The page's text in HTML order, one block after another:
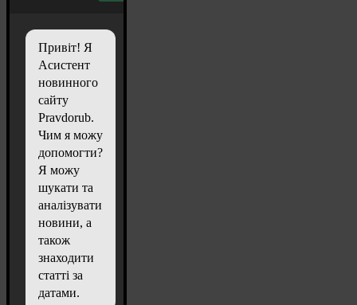
Привіт! Я
Асистент
новинного
сайту
Pravdorub.
Чим я можу
допомогти?
Я можу
шукати та
аналізувати
новини, а
також
знаходити
статті за
датами.